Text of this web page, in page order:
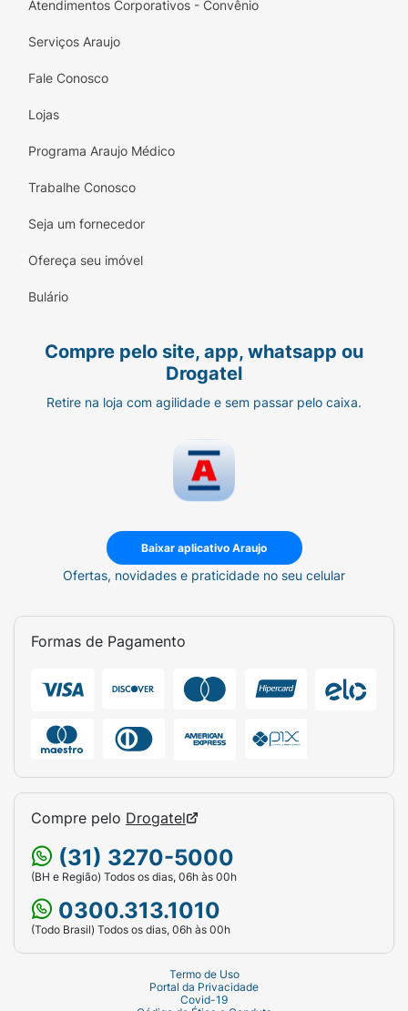
Atendimentos Corporativos - Convênio
Serviços Araujo
Fale Conosco
Lojas
Programa Araujo Médico
Trabalhe Conosco
Seja um fornecedor
Ofereça seu imóvel
Bulário
Compre pelo site, app, whatsapp ou
Drogatel
Retire na loja com agilidade e sem passar pelo caixa.
Baixar aplicativo Araujo
Ofertas, novidades e praticidade no seu celular
Formas de Pagamento
Compre pelo Drogatel
(31) 3270-5000
(BH e Região) Todos os dias, 06h às 00h
0300.313.1010
(Todo Brasil) Todos os dias, 06h às 00h
Termo de Uso
Portal da Privacidade
Covid-19